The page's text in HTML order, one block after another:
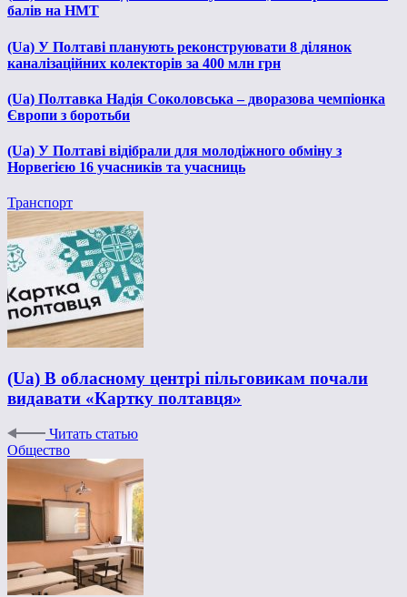
балів на НМТ
(Ua) У Полтаві планують реконструювати 8 ділянок
каналізаційних колекторів за 400 млн грн
(Ua) Полтавка Надія Соколовська – дворазова чемпіонка
Європи з боротьби
(Ua) У Полтаві відібрали для молодіжного обміну з
Норвегією 16 учасників та учасниць
Транспорт
(Ua) В обласному центрі пільговикам почали
видавати «Картку полтавця»
Читать статью
Общество